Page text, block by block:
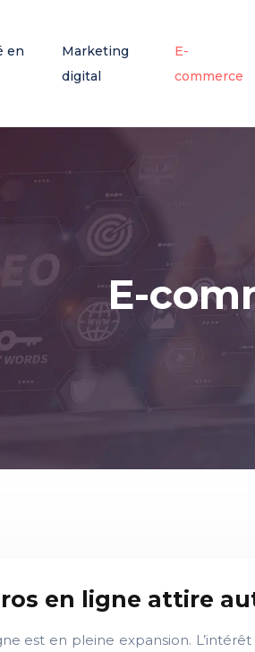
en
Marketing
digital
E-
commerce
E-
en ligne attire
est en pleine expansion.